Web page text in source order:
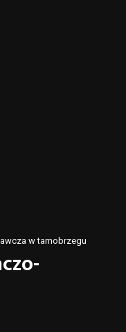
w tarnobrzegu